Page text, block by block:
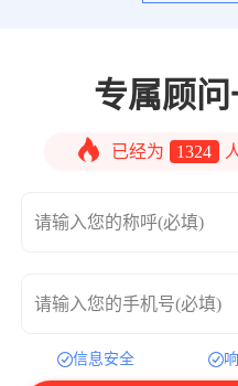
专属顾
已经为 1324
请输入您的称呼(必填)
请输入您的手机号(必填)
信息安全